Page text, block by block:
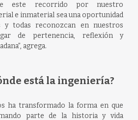
este recorrido por nuestro
e inmaterial sea una oportunidad
y todas reconozcan en nuestros
de pertenencia, reflexión y
agrega.
está la ingeniería?
ha transformado la forma en que
parte de la historia y vida